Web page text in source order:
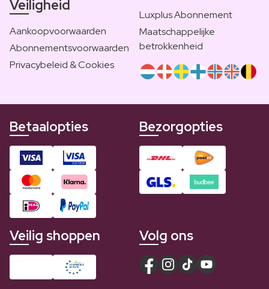
Veiligheid
Aankoopvoorwaarden
Abonnementsvoorwaarden
Privacybeleid & Cookies
Luxplus Abonnement
Maatschappelijke
betrokkenheid
Betaalopties Bezorgopties
Veilig shoppen Volg ons